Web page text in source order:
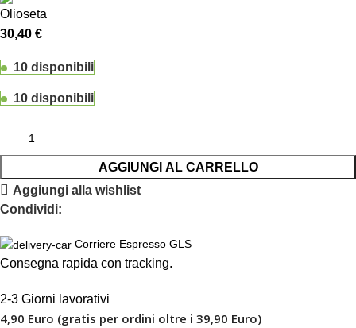
30,40 €
10 disponibili
10 disponibili
AGGIUNGI AL CARRELLO
Aggiungi alla wishlist
Condividi:
Corriere Espresso GLS
Consegna rapida con tracking.
2-3 Giorni lavorativi
4,90 Euro (gratis per ordini oltre i 39,90 Euro)